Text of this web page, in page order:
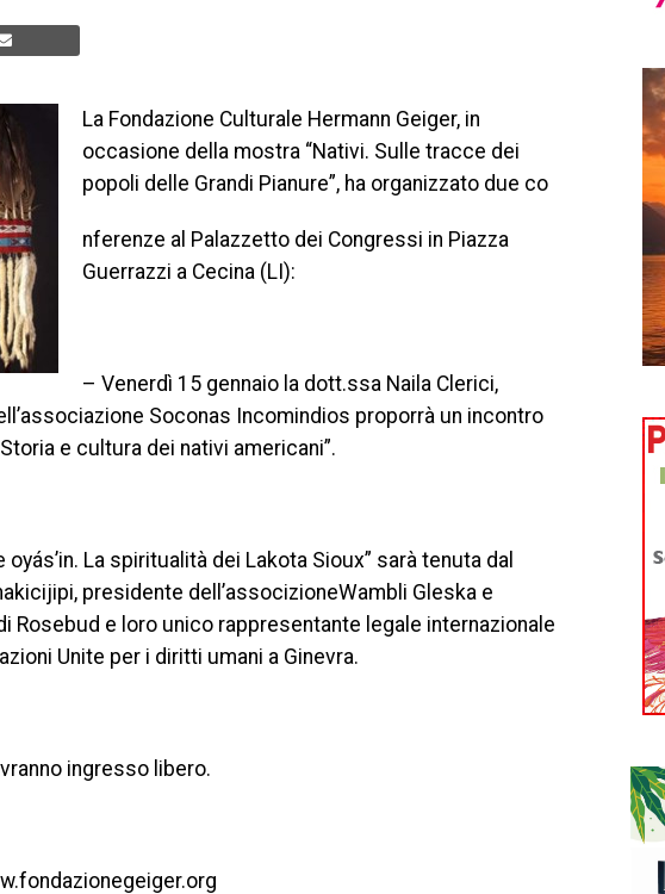
La Fondazione Culturale Hermann Geiger, in
occasione della mostra “Nativi. Sulle tracce dei
popoli delle Grandi Pianure”, ha organizzato due co
nferenze al Palazzetto dei Congressi in Piazza
Guerrazzi a Cecina (LI):
– Venerdì 15 gennaio la dott.ssa Naila Clerici,
Soconas Incomindios proporrà un incontro
e cultura dei nativi americani”.
La spiritualità dei Lakota Sioux” sarà tenuta dal
presidente dell’associzioneWambli Gleska e
Rosebud e loro unico rappresentante legale internazionale
Unite per i diritti umani a Ginevra.
ingresso libero.